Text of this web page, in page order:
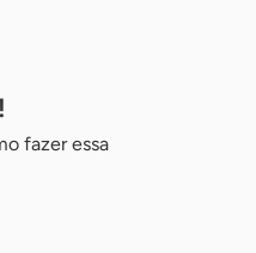
fazer essa